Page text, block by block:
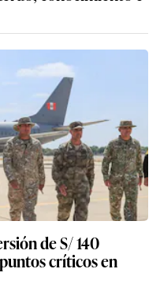
de S/ 140
críticos en